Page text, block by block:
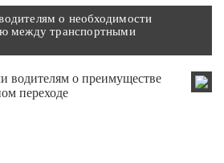
о необходимости
между транспортными